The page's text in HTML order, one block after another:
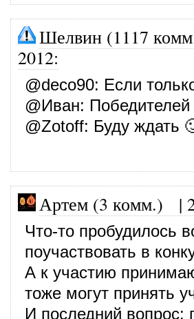
Шелвин (1117
2012:
@deco90: Если
@Иван:
@Zotoff: Буду ждать
Артем (3 комм.) |
Что-то пробудилось
поучаствовать в
А к участию
тоже могут принять
И последний вопрос: